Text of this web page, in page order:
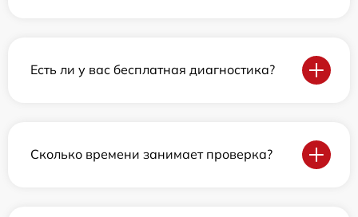
Есть ли у вас бесплатная диагностика?
Сколько времени занимает проверка?